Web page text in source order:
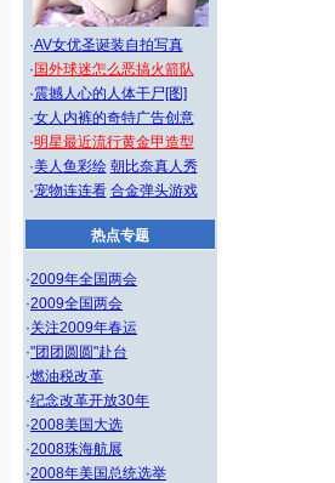
·AV女优圣诞装自拍写真
· 国外球迷怎么恶搞火箭队
·震撼人心的人体干尸[图]
·女人内裤的奇特广告创意
·明星最近流行黄金甲造型
·美人鱼彩绘 朝比奈真人秀
·宠物连连看 合金弹头游戏
热点专题
·2009年全国两会
·2009全国两会
·关注2009年春运
·"团团圆圆"赴台
·燃油税改革
·纪念改革开放30年
·2008美国大选
·2008珠海航展
·2008年美国总统选举